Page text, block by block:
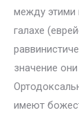
между этими
галахе
значение
имеют